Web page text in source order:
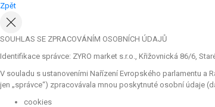
Zpět
SOUHLAS SE ZPRACOVÁNÍM OSOBNÍCH ÚDAJŮ
Identifikace správce: ZYRO market s.r.o., Křižovnická 86/6,
V souladu s ustanoveními Nařízení Evropského parlamentu a
jen „správce“) zpracovávala mnou poskytnuté osobní údaje
cookies